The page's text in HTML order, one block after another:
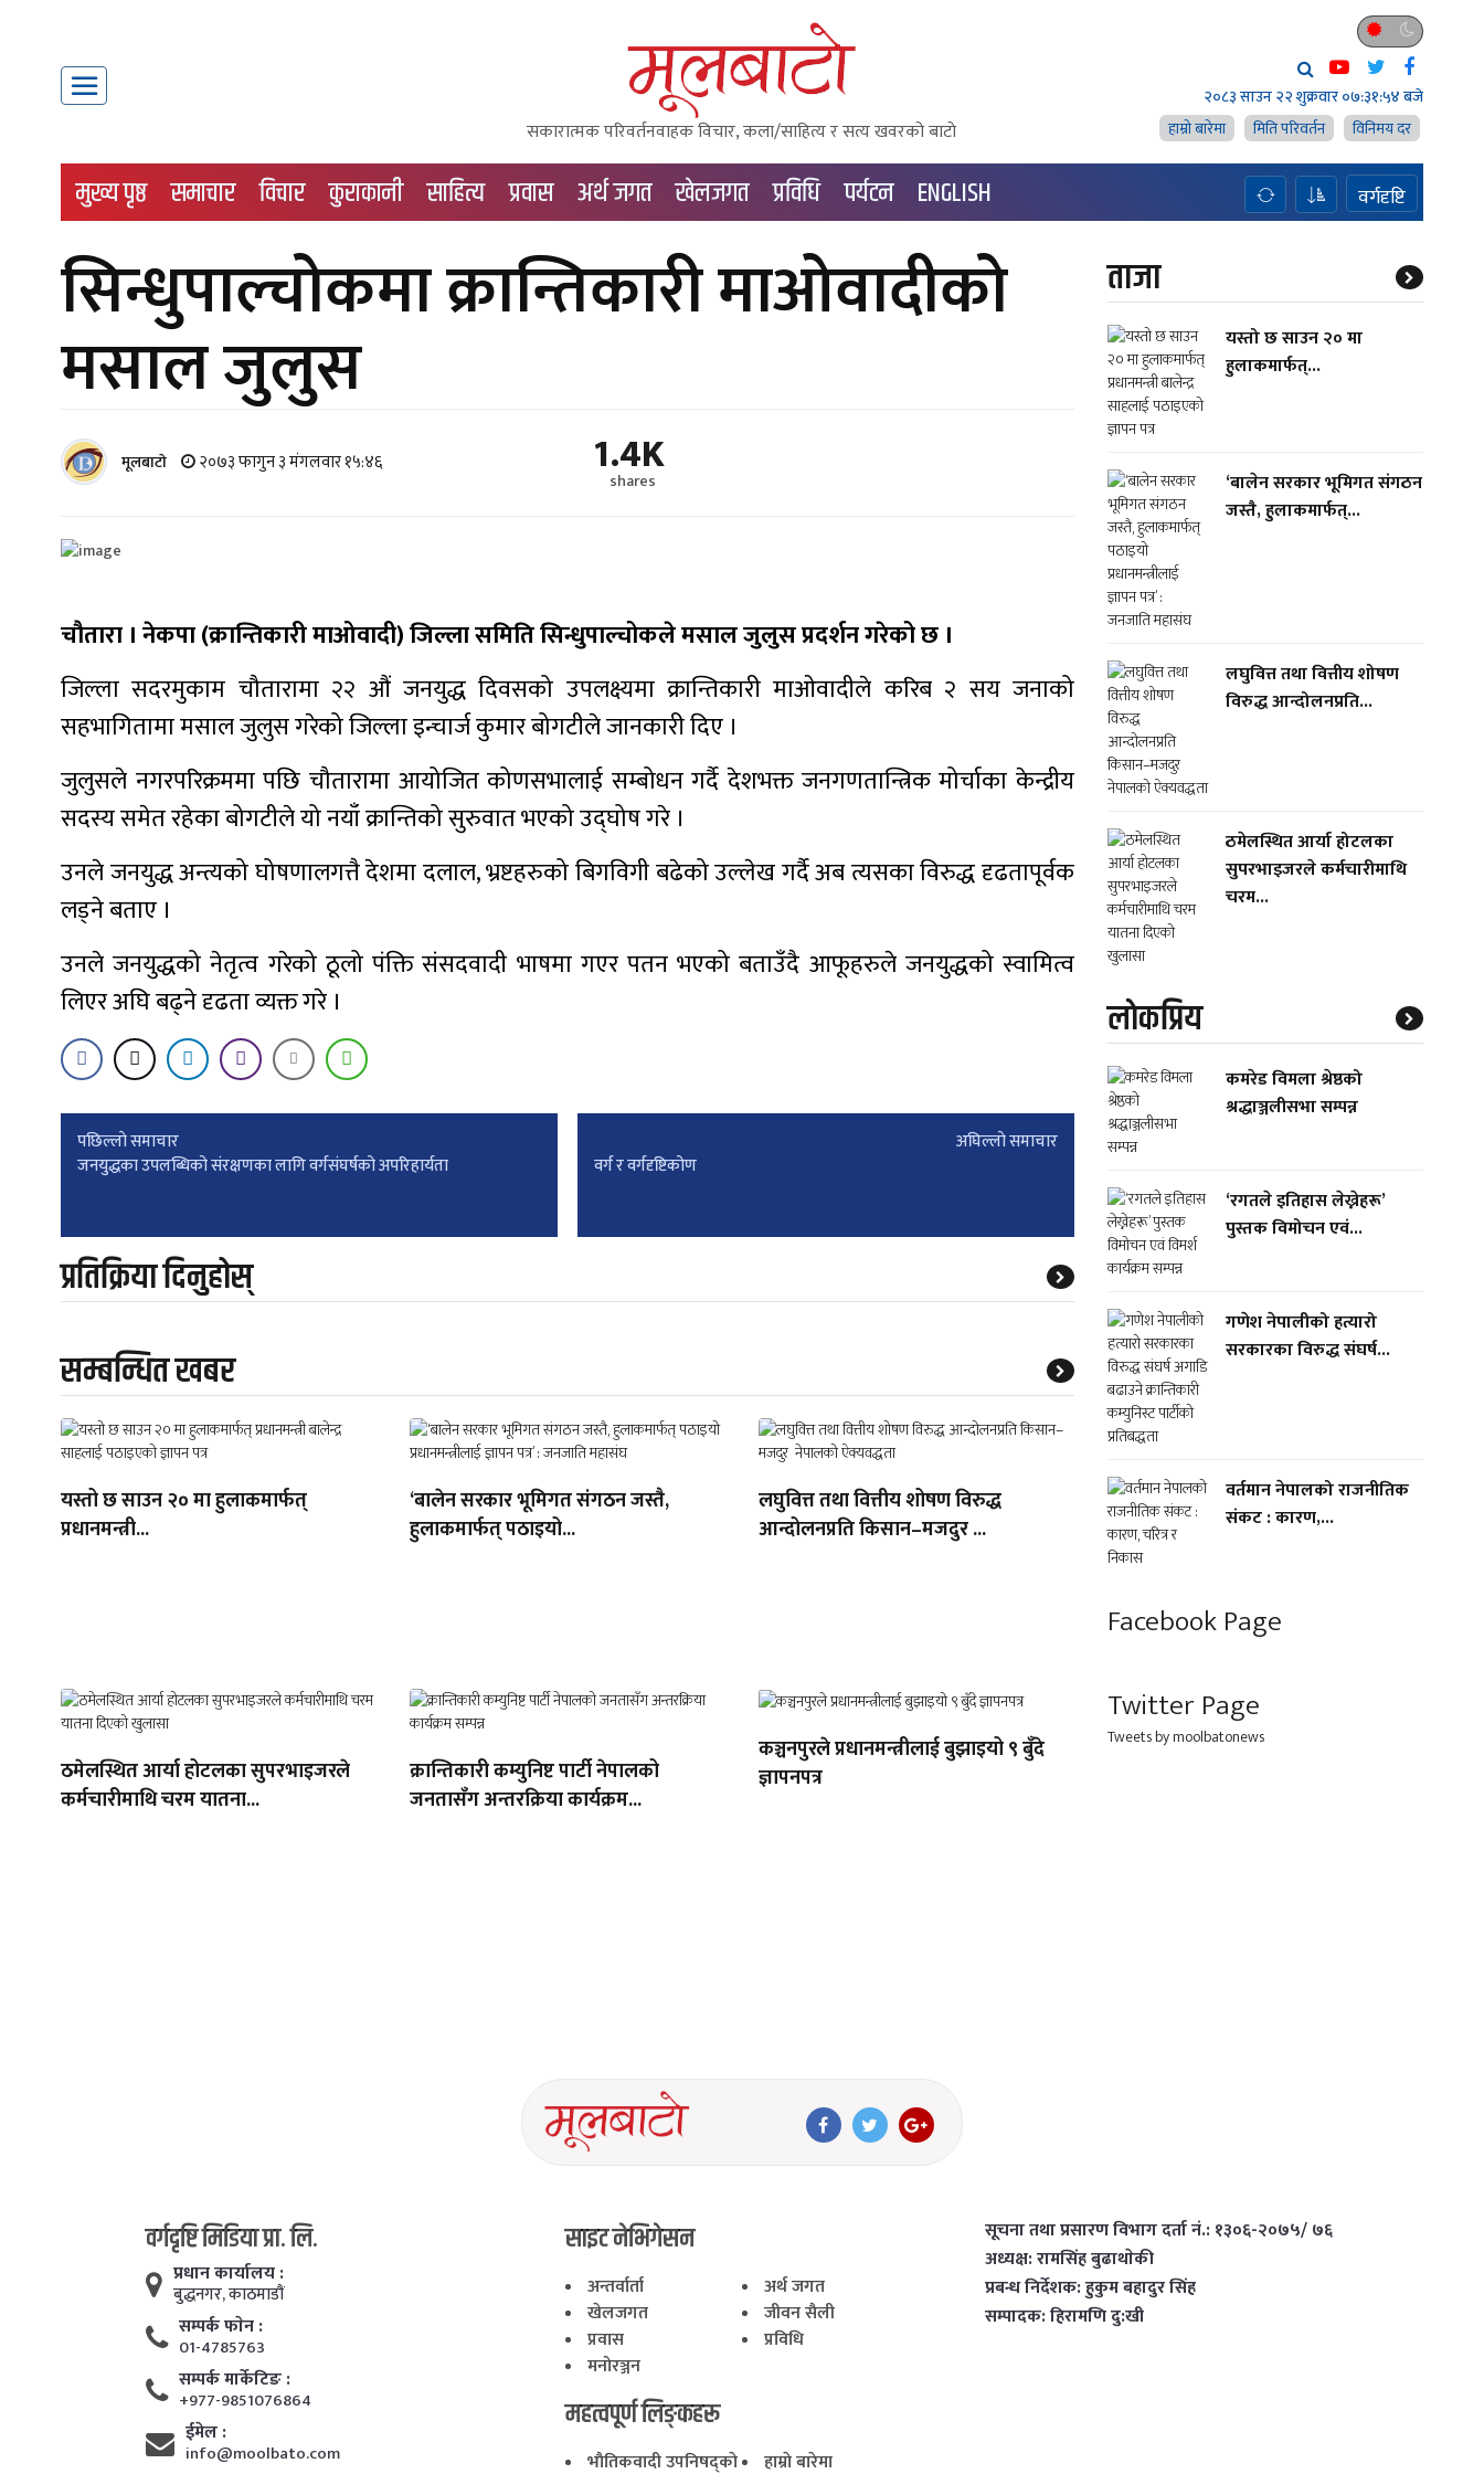
सकारात्मक परिवर्तनवाहक विचार, कला/साहित्य र सत्य खवरको बाटाे
२०८३ साउन २२ शुक्रवार०७:३१:५५ बजे
हाम्राे बारेमा
मिति परिवर्तन विनिमय दर
मुख्य पृष्ठ समाचार विचार कुराकानी साहित्य प्रवास अर्थ जगत खेलजगत प्रविधि पर्यटन ENGLISH वर्गदृष्टि
सिन्धुपाल्चोकमा क्रान्तिकारी माओवादीको
मसाल जुलुस
मूलबाटाे २०७३ फागुन ३ मंगलवार १५:४६ 1.4K
shares
चौतारा । नेकपा (क्रान्तिकारी माओवादी) जिल्ला समिति सिन्धुपाल्चोकले मसाल जुलुस प्रदर्शन गरेको छ ।
जिल्ला सदरमुकाम चौतारामा २२ औं जनयुद्ध दिवसको उपलक्ष्यमा क्रान्तिकारी माओवादीले करिब २ सय जनाको
सहभागितामा मसाल जुलुस गरेको जिल्ला इन्चार्ज कुमार बोगटीले जानकारी दिए ।
जुलुसले नगरपरिक्रममा पछि चौतारामा आयोजित कोणसभालाई सम्बोधन गर्दै देशभक्त जनगणतान्त्रिक मोर्चाका केन्द्रीय
सदस्य समेत रहेका बोगटीले यो नयाँ क्रान्तिको सुरुवात भएको उद्घोष गरे ।
उनले जनयुद्ध अन्त्यको घोषणालगत्तै देशमा दलाल, भ्रष्टहरुको बिगविगी बढेको उल्लेख गर्दै अब त्यसका विरुद्ध दृढतापूर्वक
लड्ने बताए ।
उनले जनयुद्धको नेतृत्व गरेको ठूलो पंक्ति संसदवादी भाषमा गएर पतन भएको बताउँदै आफूहरुले जनयुद्धको स्वामित्व
लिएर अघि बढ्ने दृढता व्यक्त गरे ।
Post
पछिल्लाे समाचार
जनयुद्धका उपलब्धिको संरक्षणका लागि वर्गसंघर्षको अपरिहार्यता
अघिल्लाे समाचार
वर्ग र वर्गदृष्टिकोण
प्रतिक्रिया दिनुहोस्
सम्बन्धित खबर
यस्तो छ साउन २० मा हुलाकमार्फत्
प्रधानमन्त्री...
‘बालेन सरकार भूमिगत संगठन जस्तै,
हुलाकमार्फत् पठाइयो...
लघुवित्त तथा वित्तीय शोषण विरुद्ध
आन्दोलनप्रति किसान–मजदुर ...
ठमेलस्थित आर्या होटलका सुपरभाइजरले
कर्मचारीमाथि चरम यातना...
क्रान्तिकारी कम्युनिष्ट पार्टी नेपालको
जनतासँग अन्तरक्रिया कार्यक्रम...
कञ्चनपुरले प्रधानमन्त्रीलाई बुझाइयो ९ बुँदे
ज्ञापनपत्र
ताजा
यस्तो छ साउन २० मा
हुलाकमार्फत्...
‘बालेन सरकार भूमिगत संगठन
जस्तै, हुलाकमार्फत्...
लघुवित्त तथा वित्तीय शोषण
विरुद्ध आन्दोलनप्रति...
ठमेलस्थित आर्या होटलका
सुपरभाइजरले कर्मचारीमाथि
चरम...
लाेकप्रिय
कमरेड विमला श्रेष्ठको
श्रद्धाञ्जलीसभा सम्पन्न
‘रगतले इतिहास लेख्नेहरू’
पुस्तक विमोचन एवं...
गणेश नेपालीको हत्यारो
सरकारका विरुद्ध संघर्ष...
वर्तमान नेपालको राजनीतिक
संकट : कारण,...
Facebook Page
Twitter Page
Tweets by moolbatonews
वर्गदृष्टि मिडिया प्रा. लि.
प्रधान कार्यालय :
बुद्धनगर, काठमाडाैं
सम्पर्क फाेन :
01-4785763
सम्पर्क मार्केटिङ :
+977-9851076864
ईमेल :
info@moolbato.com
साइट नेभिगेसन
अन्तर्वार्ता
अर्थ जगत
खेलजगत
जीवन सैली
प्रवास
प्रविधि
मनोरञ्जन
महत्वपूर्ण लिङ्कहरू
भाैतिकवादी उपनिषद्काे हाम्राे बारेमा
सूचना तथा प्रसारण विभाग दर्ता नं.: १३०६-२०७५/ ७६
अध्यक्ष: रामसिंह बुढाथाेकी
प्रबन्ध निर्देशक: हुकुम बहादुर सिंह
सम्पादक: हिरामणि दु:खी